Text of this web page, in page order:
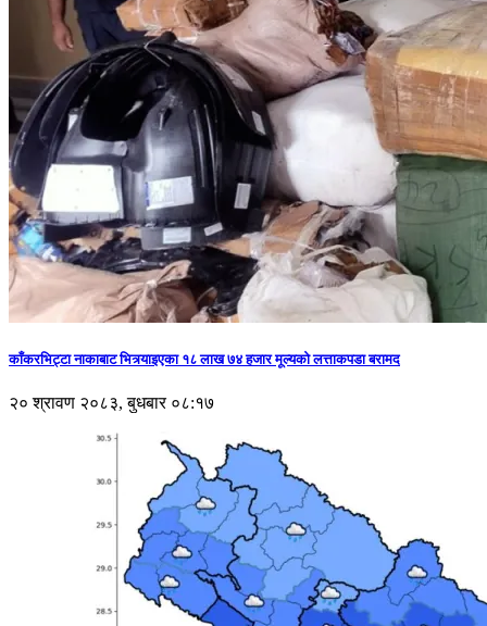
काँकरभिट्टा नाकाबाट भित्र्याइएका १८ लाख ७४ हजार मूल्यकाे लत्ताकपडा बरामद
२० श्रावण २०८३, बुधबार ०८:१७